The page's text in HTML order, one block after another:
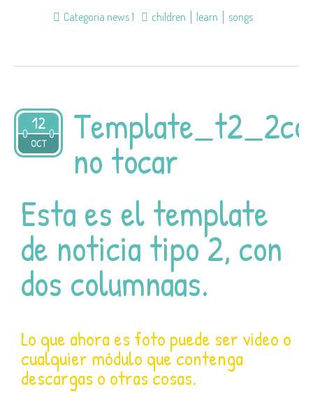
Categoria news 1 children learn songs
12
OCT
2022
no tocar
Esta es el template
de noticia tipo 2, con
dos columnaas.
Lo que ahora es foto puede ser video o
cualquier módulo que contenga
descargas o otras cosas.